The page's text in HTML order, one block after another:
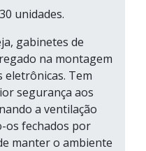
unidades.
gabinetes de
na montagem
eletrônicas. Tem
segurança aos
a ventilação
os fechados por
manter o ambiente